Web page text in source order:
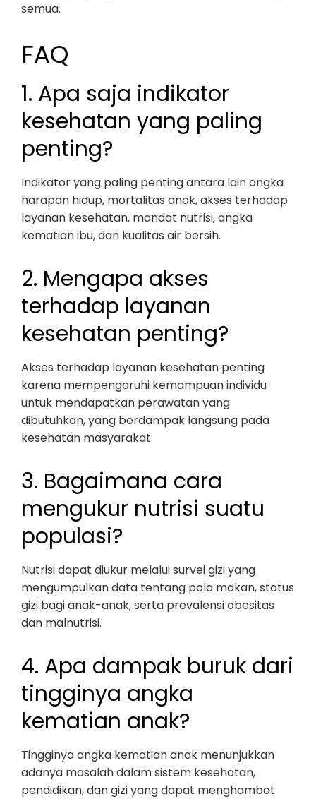
semua.
FAQ
1. Apa saja indikator
kesehatan yang paling
penting?
Indikator yang paling penting antara lain angka
harapan hidup, mortalitas anak, akses terhadap
layanan kesehatan, mandat nutrisi, angka
kematian ibu, dan kualitas air bersih.
2. Mengapa akses
terhadap layanan
kesehatan penting?
Akses terhadap layanan kesehatan penting
karena mempengaruhi kemampuan individu
untuk mendapatkan perawatan yang
dibutuhkan, yang berdampak langsung pada
kesehatan masyarakat.
3. Bagaimana cara
mengukur nutrisi suatu
populasi?
Nutrisi dapat diukur melalui survei gizi yang
mengumpulkan data tentang pola makan, status
gizi bagi anak-anak, serta prevalensi obesitas
dan malnutrisi.
4. Apa dampak buruk dari
tingginya angka
kematian anak?
Tingginya angka kematian anak menunjukkan
adanya masalah dalam sistem kesehatan,
pendidikan, dan gizi yang dapat menghambat